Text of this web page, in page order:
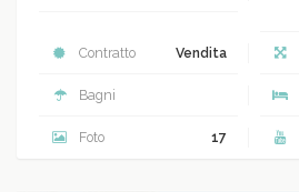
Contratto Vendita
Bagni
Foto 17